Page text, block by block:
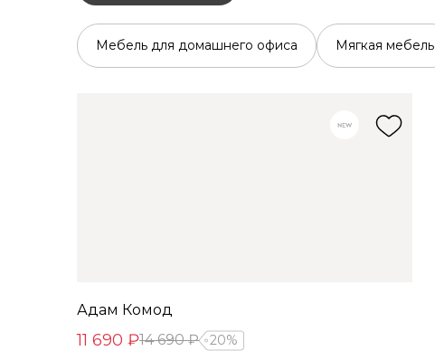
Мебель для домашнего офиса Мягкая мебель
Адам Комод
11 690 ₽14 690 ₽ 20%